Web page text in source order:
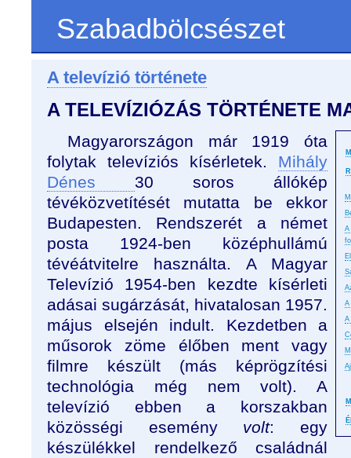
Szabadbölcsészet
A televízió története
A TELEVÍZIÓZÁS TÖRTÉNETE
A
A
A
Magyarországon már 1919 óta
folytak televíziós kísérletek. Mihály
Dénes 30 soros állókép
tévéközvetítését mutatta be ekkor
Budapesten. Rendszerét a német
posta 1924-ben középhullámú
tévéátvitelre használta. A Magyar
Televízió 1954-ben kezdte kísérleti
adásai sugárzását, hivatalosan 1957.
május elsején indult. Kezdetben a
műsorok zöme élőben ment vagy
filmre készült (más képrögzítési
technológia még nem volt). A
televízió ebben a korszakban
közösségi esemény volt: egy
készülékkel rendelkező családnál